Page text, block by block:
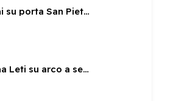
Stemmi su porta San Pietro
Stemma Leti su arco a sesto scemo